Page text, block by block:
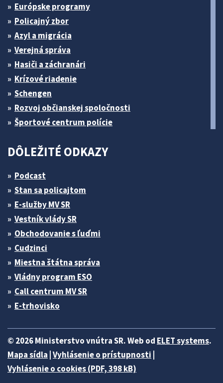
Európske programy
Policajný zbor
Azyl a migrácia
Verejná správa
Hasiči a záchranári
Krízové riadenie
Schengen
Rozvoj občianskej spoločnosti
Športové centrum polície
DÔLEŽITÉ ODKAZY
Podcast
Stan sa policajtom
E-služby MV SR
Vestník vlády SR
Obchodovanie s ľuďmi
Cudzinci
Miestna štátna správa
Vládny program ESO
Call centrum MV SR
E-trhovisko
© 2026 Ministerstvo vnútra SR. Web od ELET systems.
Mapa sídla Vyhlásenie o prístupnosti
Vyhlásenie o cookies (PDF, 398 kB)